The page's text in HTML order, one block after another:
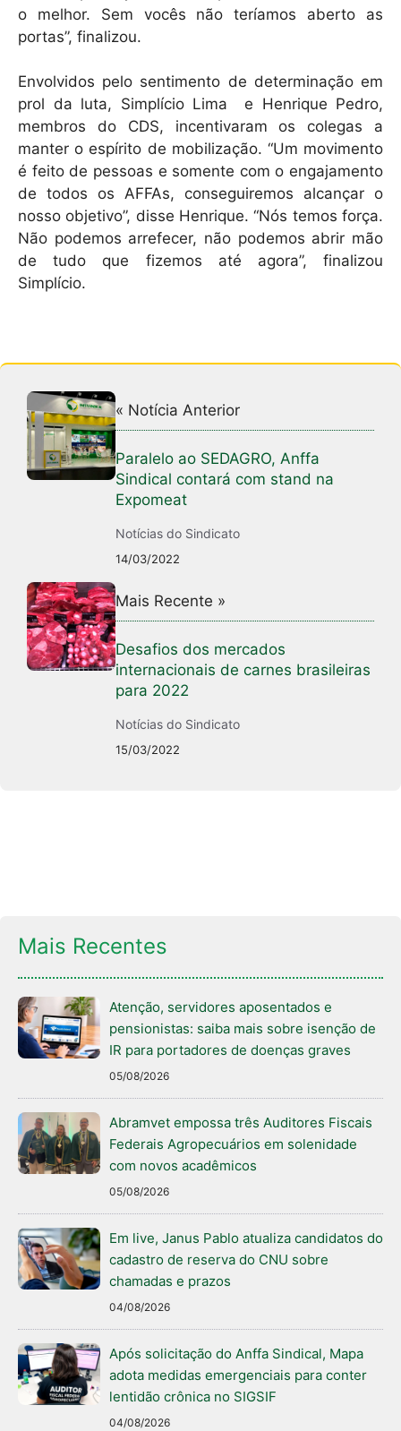
o melhor. Sem vocês não teríamos aberto as
portas”, finalizou.
Envolvidos pelo sentimento de determinação em
prol da luta, Simplício Lima e Henrique Pedro,
membros do CDS, incentivaram os colegas a
manter o espírito de mobilização. “Um movimento
é feito de pessoas e somente com o engajamento
de todos os AFFAs, conseguiremos alcançar o
nosso objetivo”, disse Henrique. “Nós temos força.
Não podemos arrefecer, não podemos abrir mão
de tudo que fizemos até agora”, finalizou
Simplício.
« Notícia Anterior
Paralelo ao SEDAGRO, Anffa
Sindical contará com stand na
Expomeat
Notícias do Sindicato
14/03/2022
Mais Recente »
Desafios dos mercados
internacionais de carnes brasileiras
para 2022
Notícias do Sindicato
15/03/2022
Mais Recentes
Atenção, servidores aposentados e
pensionistas: saiba mais sobre isenção de
IR para portadores de doenças graves
05/08/2026
Abramvet empossa três Auditores Fiscais
Federais Agropecuários em solenidade
com novos acadêmicos
05/08/2026
Em live, Janus Pablo atualiza candidatos do
cadastro de reserva do CNU sobre
chamadas e prazos
04/08/2026
Após solicitação do Anffa Sindical, Mapa
adota medidas emergenciais para conter
lentidão crônica no SIGSIF
04/08/2026